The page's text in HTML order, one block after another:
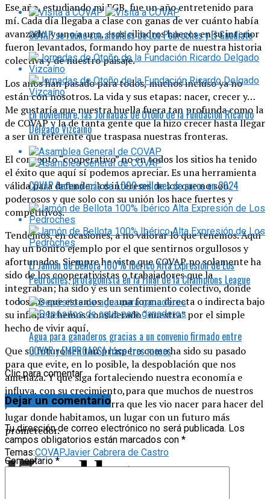
Ese año, estudiando mi EGB, fue un año entretenido para
mí. Cada día llegaba a clase con ganas de ver cuánto había
avanzado, y uno a uno, esos cilindros huecos en su interior
fueron levantados, formando hoy parte de nuestra historia
colectiva y de nuestro paisaje.
Los años han pasado para todos, muchos incluso ya no
están con nosotros. La vida y sus etapas: nacer, crecer y…
Me gustaría que nuestra huella fuera tan profunda como la
de COVAP y la de tanta gente que la hizo crecer hasta llegar
a ser un referente que traspasa nuestras fronteras.
El concepto “cooperativo” no en todos los sitios ha tenido
el éxito que aquí sí podemos apreciar. Es una herramienta
válida para defender los intereses de los que no son
poderosos y que solo con su unión los hace fuertes y
competitivos.
Tendemos, en ocasiones, a no valorar lo que tenemos. Aquí
hay un bonito ejemplo por el que sentirnos orgullosos y
afortunados. Siempre he visto que COVAP no solamente ha
sido de los cooperativistas o trabajadores que la
integraban; ha sido y es un sentimiento colectivo, donde
todos los que estamos de una forma directa o indirecta bajo
su influjo la hemos considerado “nuestra” por el simple
hecho de vivir aquí.
Que su futuro sea tan próspero como ha sido su pasado
para que evite, en lo posible, la despoblación que nos
amenaza. Y que siga fortaleciendo nuestra economía e
influya, con su crecimiento,para que muchos de nuestros
jóvenes retornen a la tierra que les vio nacer para hacer del
lugar donde habitamos, un lugar con un futuro más
prometedor.
Temas:COVAPJavier Cabrera de Castro
COVAP se reúne con alcaldes de Los Pedroches y El Guadiato
En noviembre, las Jornadas de Otoño de la Fundación Ricardo
Delgado Vizcaíno
COVAP facturó más de 1.000 millones de euros en 2024
El Jamón de Bellota 100% Ibérico Alta Expresión de Los
Pedroches, protagonista en la Final de la Champions League
Agua para ganaderos gracias a un convenio firmado entre
COVAP y EMPROACSA hace tres meses
Clic para comentar
Dejar un comentario
Tu dirección de correo electrónico no será publicada. Los
campos obligatorios están marcados con *
Comentario*